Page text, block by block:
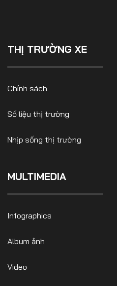
FOLLOW US
CONTACT US
0972271616
THỊ TRƯỜNG XE
Chính sách
Số liệu thị trường
Nhịp sống thị trường
MULTIMEDIA
Infographics
Album ảnh
Video